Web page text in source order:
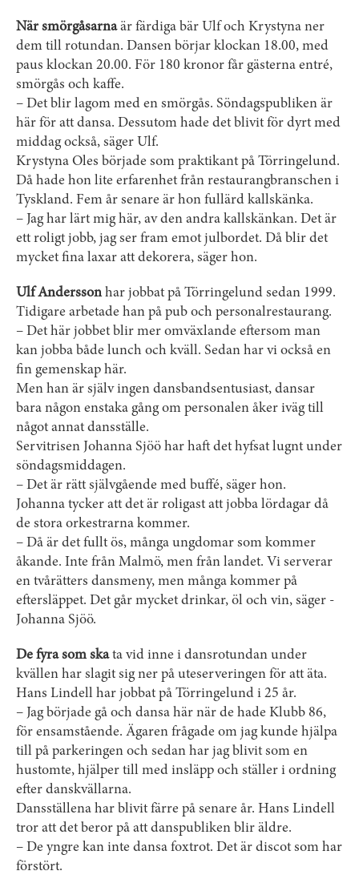
När smörgåsarnaär färdiga bär Ulf och Krystyna ner
dem till rotundan. Dansen börjar klockan 18.00, med
paus klockan 20.00. För 180 kronor får gästerna entré,
smörgås och kaffe.
– Det blir lagom med en smörgås. Söndagspubliken är
här för att dansa. Dessutom hade det blivit för dyrt med
middag också, säger Ulf.
Krystyna Oles började som praktikant på Törringelund.
Då hade hon lite erfarenhet från restaurangbranschen i
Tyskland. Fem år senare är hon fullärd kallskänka.
– Jag har lärt mig här, av den andra kallskänkan. Det är
ett roligt jobb, jag ser fram emot julbordet. Då blir det
mycket fina laxar att dekorera, säger hon.
Ulf Anderssonhar jobbat på Törringelund sedan 1999.
Tidigare ­arbetade han på pub och personalrestaurang.
– Det här jobbet blir mer omväxlande eftersom man
kan jobba både lunch och kväll. Sedan har vi också en
fin gemenskap här.
Men han är själv ingen dansbandsentusiast, dansar
bara någon enstaka gång om personalen åker iväg till
något annat dansställe.
Servitrisen Johanna Sjöö har haft det hyfsat lugnt under
söndagsmiddagen.
– Det är rätt självgående med buffé, säger hon.
Johanna tycker att det är roligast att jobba lördagar då
de stora orkestrarna kommer.
– Då är det fullt ös, många ungdomar som kommer
åkande. Inte från Malmö, men från landet. Vi serverar
en tvårätters dansmeny, men många kommer på
eftersläppet. Det går mycket drinkar, öl och vin, säger ­
Johanna Sjöö.
De fyra som skata vid inne i dansrotundan under
kvällen har slagit sig ner på uteserveringen för att äta.
Hans Lindell har jobbat på Törringelund i 25 år.
– Jag började gå och dansa här när de hade Klubb 86,
för ensamstående. Ägaren frågade om jag kunde hjälpa
till på parkeringen och sedan har jag blivit som en
hustomte, hjälper till med insläpp och ställer i ordning
efter danskvällarna.
Dansställena har blivit färre på senare år. Hans Lindell
tror att det beror på att danspubliken blir äldre.
– De yngre kan inte dansa foxtrot. Det är discot som har
förstört.